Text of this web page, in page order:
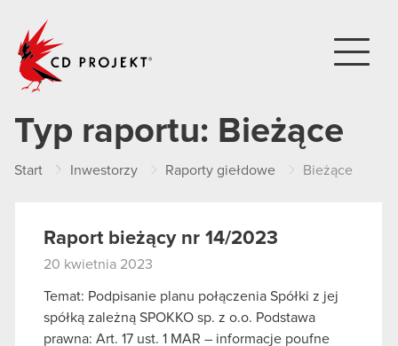
Typ raportu: Bieżące
Start Inwestorzy Raporty giełdowe Bieżące
Raport bieżący nr 14/2023
20 kwietnia 2023
Temat: Podpisanie planu połączenia Spółki z jej
spółką zależną SPOKKO sp. z o.o. Podstawa
prawna: Art. 17 ust. 1 MAR – informacje poufne